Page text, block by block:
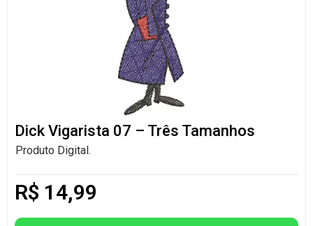
Dick Vigarista 07 – Três Tamanhos
Produto Digital.
R$ 14,99